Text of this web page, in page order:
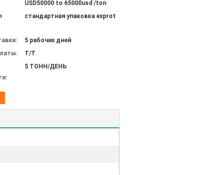
USD50000 to 65000usd /ton
стандартная упаковка exprot
5 рабочих дней
T/T
5 ТОНН/ДЕНЬ